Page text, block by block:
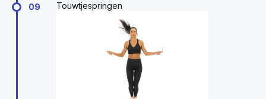
09 Touwtjespringen